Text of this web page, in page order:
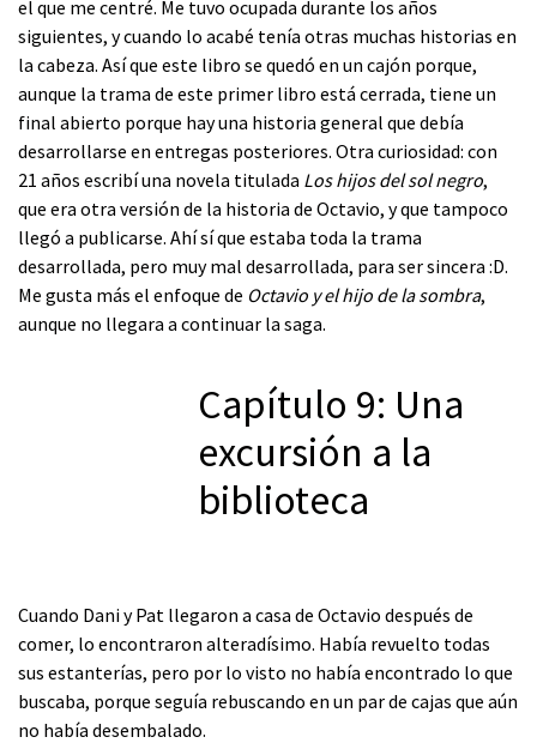
el que me centré. Me tuvo ocupada durante los años
siguientes, y cuando lo acabé tenía otras muchas historias en
la cabeza. Así que este libro se quedó en un cajón porque,
aunque la trama de este primer libro está cerrada, tiene un
final abierto porque hay una historia general que debía
desarrollarse en entregas posteriores. Otra curiosidad: con
21 años escribí una novela titulada Los hijos del sol negro,
que era otra versión de la historia de Octavio, y que tampoco
llegó a publicarse. Ahí sí que estaba toda la trama
desarrollada, pero muy mal desarrollada, para ser sincera :D.
Me gusta más el enfoque de Octavio y el hijo de la sombra,
aunque no llegara a continuar la saga.
Capítulo 9: Una
excursión a la
biblioteca
Cuando Dani y Pat llegaron a casa de Octavio después de
comer, lo encontraron alteradísimo. Había revuelto todas
sus estanterías, pero por lo visto no había encontrado lo que
buscaba, porque seguía rebuscando en un par de cajas que aún
no había desembalado.